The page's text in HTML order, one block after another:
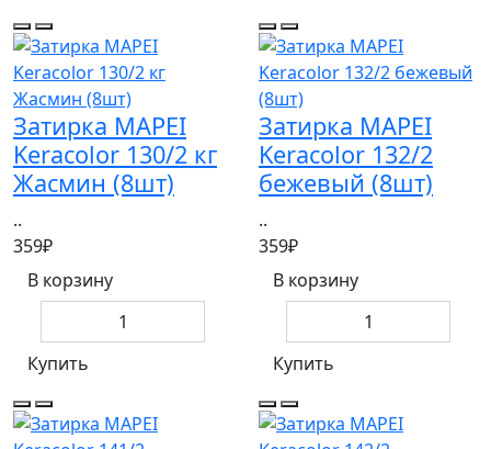
Затирка MAPEI
Keracolor 130/2 кг
Жасмин (8шт)
..
359₽
В корзину
Купить
Затирка MAPEI
Keracolor 132/2
бежевый (8шт)
..
359₽
В корзину
Купить